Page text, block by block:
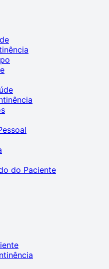
do Paciente